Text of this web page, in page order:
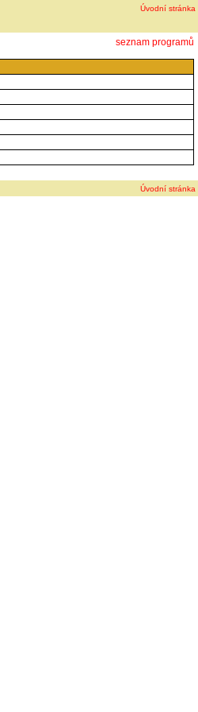
Úvodní stránka
seznam programů
Úvodní stránka